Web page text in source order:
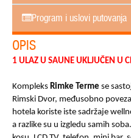
Program i uslovi putovanja
OPIS
1 ULAZ U SAUNE UKLJUČEN U
Kompleks Rimke Terme se
Rimski Dvor, međusobno
hotela koriste iste sadržaje
a razlike su u izgledu samih